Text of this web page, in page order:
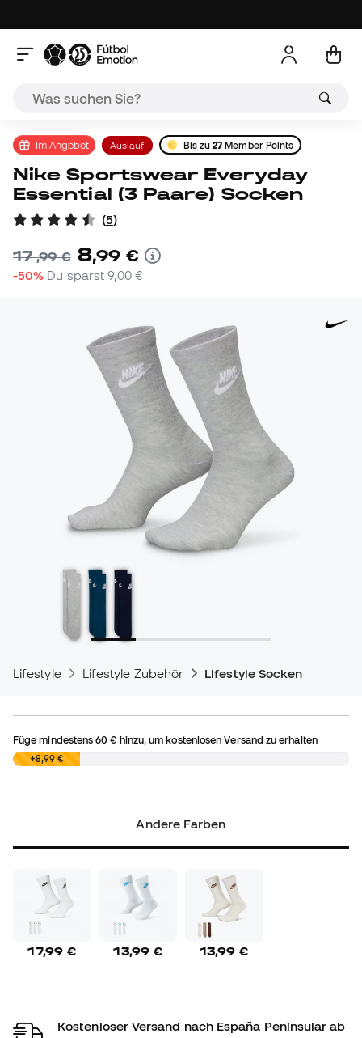
Im Angebot Auslauf Bis zu27 Member Points
Nike Sportswear Everyday
Essential (3 Paare) Socken
(5)
17,99 € 8,99 €
-50% Du sparst9,00 €
Lifestyle Lifestyle Zubehör Lifestyle Socken
Füge mindestens60 € hinzu, um kostenlosen Versand zu erhalten
0,00 €+8,99 €
Andere Farben
17,99 € 13,99 € 13,99 €
Kostenloser Versand nach España Peninsular ab